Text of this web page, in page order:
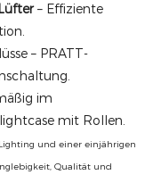
– Effiziente
– PRATT-
im
mit Rollen.
und einer einjährigen
Qualität und